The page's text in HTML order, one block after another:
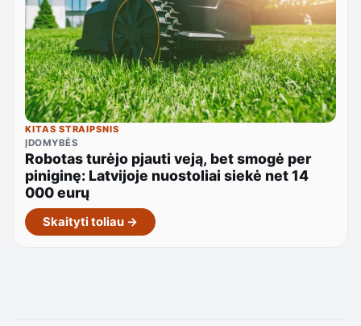
KITAS STRAIPSNIS
ĮDOMYBĖS
Robotas turėjo pjauti veją, bet smogė per
piniginę: Latvijoje nuostoliai siekė net 14
000 eurų
Skaityti toliau →